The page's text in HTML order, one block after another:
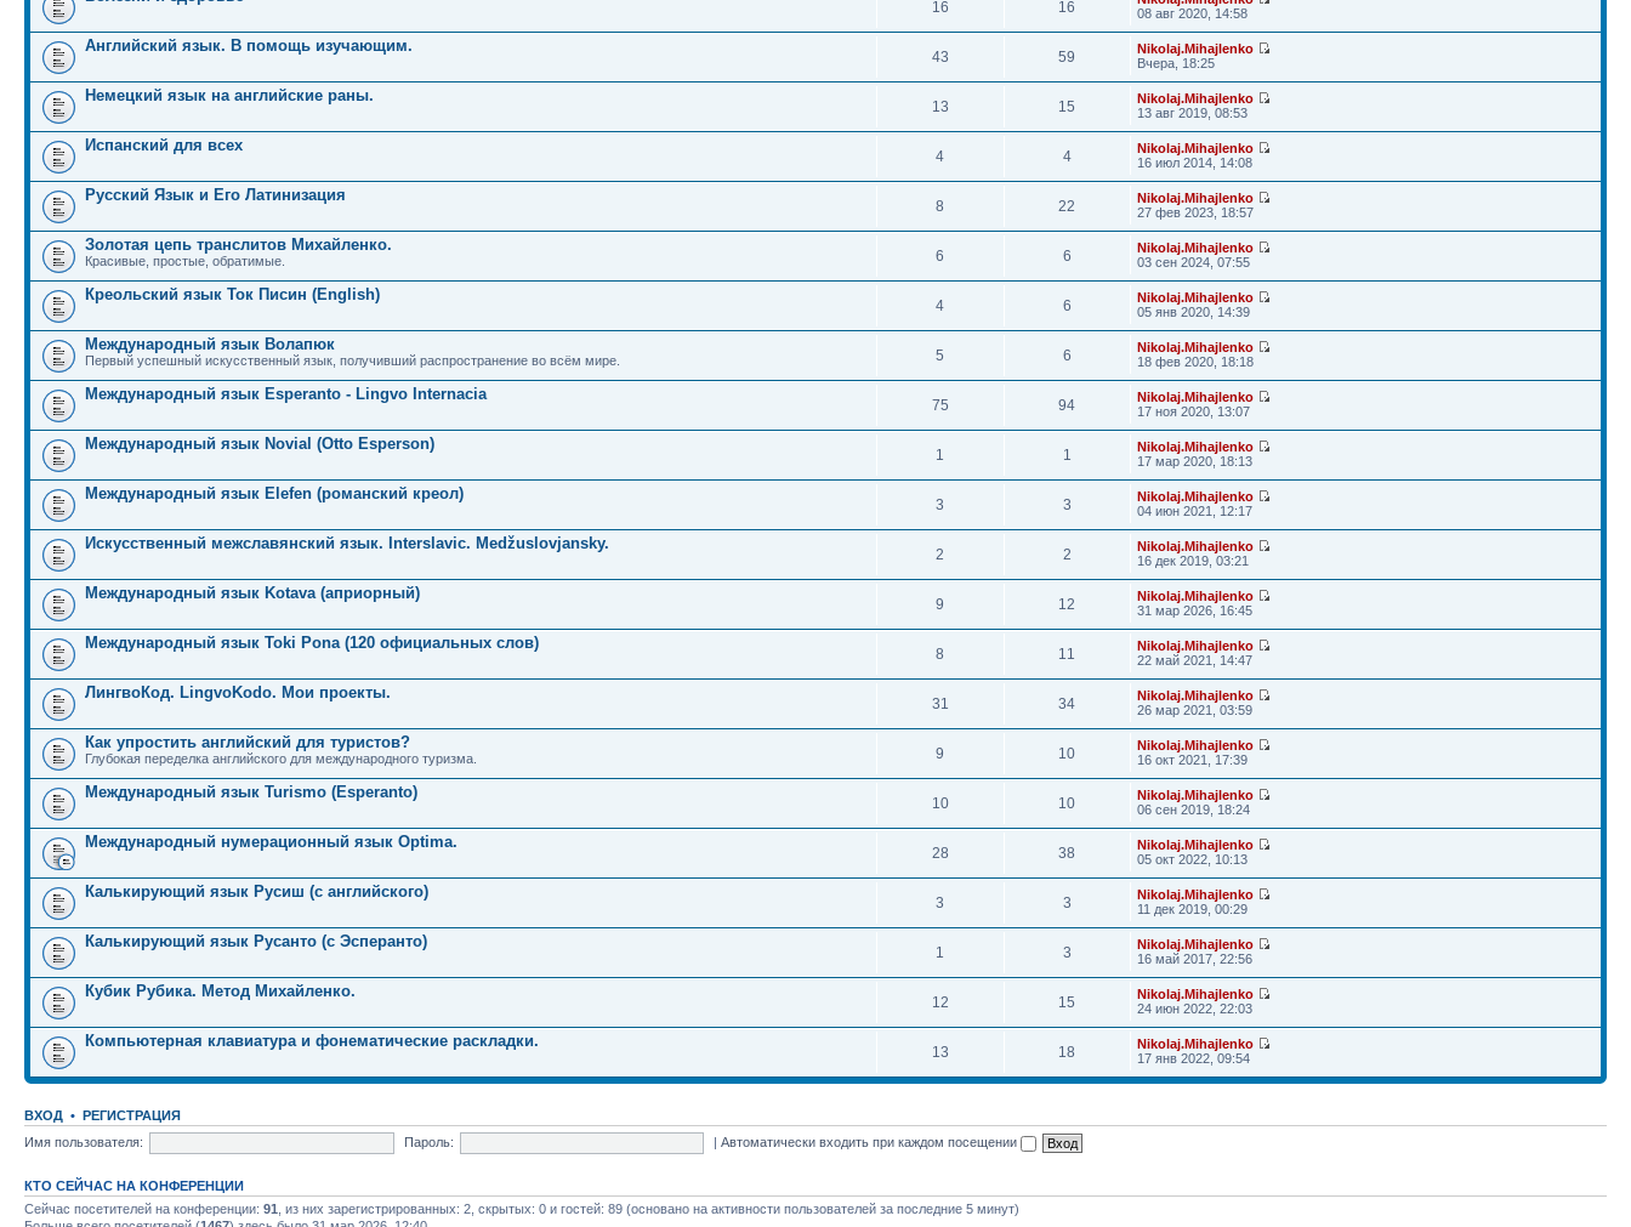
16 16
08 авг 2020, 14:58
Английский язык. В помощь изучающим.
43 59
Nikolaj.Mihajlenko
Вчера, 18:25
Немецкий язык на английские раны.
13 15
Nikolaj.Mihajlenko
13 авг 2019, 08:53
Испанский для всех
4 4
Nikolaj.Mihajlenko
16 июл 2014, 14:08
Русский Язык и Его Латинизация
8 22
Nikolaj.Mihajlenko
27 фев 2023, 18:57
Золотая цепь транслитов Михайленко.
Красивые, простые, обратимые. 6 6
Nikolaj.Mihajlenko
03 сен 2024, 07:55
Креольский язык Ток Писин (English)
4 6
Nikolaj.Mihajlenko
05 янв 2020, 14:39
Международный язык Волапюк
Первый успешный искусственный язык, получивший распространение во всём мире. 5 6
Nikolaj.Mihajlenko
18 фев 2020, 18:18
Международный язык Esperanto - Lingvo Internacia
75 94
Nikolaj.Mihajlenko
17 ноя 2020, 13:07
Международный язык Novial (Otto Esperson)
1 1
Nikolaj.Mihajlenko
17 мар 2020, 18:13
Международный язык Elefen (романский креол)
3 3
Nikolaj.Mihajlenko
04 июн 2021, 12:17
Искусственный межславянский язык. Interslavic. Medžuslovjansky.
2 2
Nikolaj.Mihajlenko
16 дек 2019, 03:21
Международный язык Kotava (априорный)
9 12
Nikolaj.Mihajlenko
31 мар 2026, 16:45
Международный язык Toki Pona (120 официальных слов)
8 11
Nikolaj.Mihajlenko
22 май 2021, 14:47
ЛингвоКод. LingvoKodo. Мои проекты.
31 34
Nikolaj.Mihajlenko
26 мар 2021, 03:59
Как упростить английский для туристов?
Глубокая переделка английского для международного туризма. 9 10
Nikolaj.Mihajlenko
16 окт 2021, 17:39
Международный язык Turismo (Esperanto)
10 10
Nikolaj.Mihajlenko
06 сен 2019, 18:24
Международный нумерационный язык Optima.
28 38
Nikolaj.Mihajlenko
05 окт 2022, 10:13
Калькирующий язык Русиш (с английского)
3 3
Nikolaj.Mihajlenko
11 дек 2019, 00:29
Калькирующий язык Русанто (с Эсперанто)
1 3
Nikolaj.Mihajlenko
16 май 2017, 22:56
Кубик Рубика. Метод Михайленко.
12 15
Nikolaj.Mihajlenko
24 июн 2022, 22:03
Компьютерная клавиатура и фонематические раскладки.
13 18
Nikolaj.Mihajlenko
17 янв 2022, 09:54
ВХОД • РЕГИСТРАЦИЯ
Имя пользователя:
Пароль: |Автоматически входить при каждом посещении
КТО СЕЙЧАС НА КОНФЕРЕНЦИИ
Сейчас посетителей на конференции: 91 , из них зарегистрированных: 2, скрытых: 0 и гостей: 89 (основано на активности пользователей за последние 5 минут)